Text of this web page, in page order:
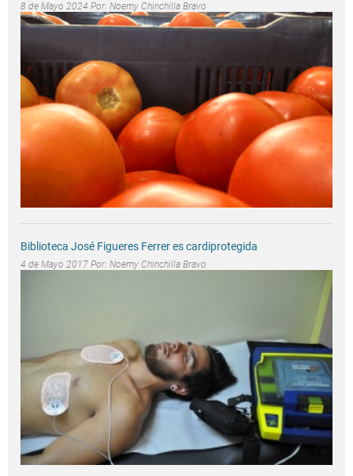
8 de Mayo 2024 Por: Noemy Chinchilla Bravo
Biblioteca José Figueres Ferrer es cardiprotegida
4 de Mayo 2017 Por: Noemy Chinchilla Bravo